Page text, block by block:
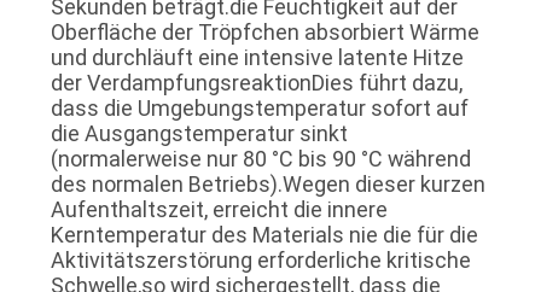
Sekunden beträgt.die Feuchtigkeit auf der
Oberfläche der Tröpfchen absorbiert Wärme
und durchläuft eine intensive latente Hitze
der VerdampfungsreaktionDies führt dazu,
dass die Umgebungstemperatur sofort auf
die Ausgangstemperatur sinkt
(normalerweise nur 80 °C bis 90 °C während
des normalen Betriebs).Wegen dieser kurzen
Aufenthaltszeit, erreicht die innere
Kerntemperatur des Materials nie die für die
Aktivitätszerstörung erforderliche kritische
Schwelle,so wird sichergestellt, dass die